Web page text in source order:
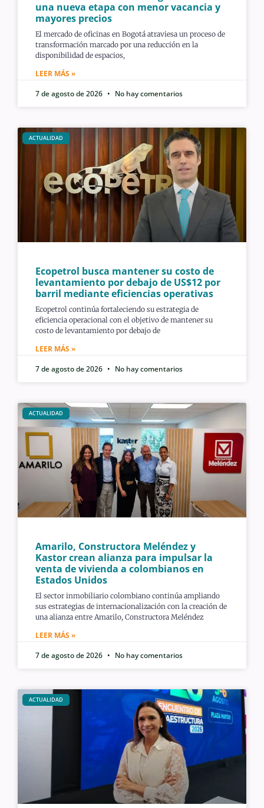
una nueva etapa con menor vacancia y
mayores precios
El mercado de oficinas en Bogotá atraviesa un proceso de
transformación marcado por una reducción en la
disponibilidad de espacios,
LEER MÁS »
7 de agosto de 2026
No hay comentarios
ACTUALIDAD
Ecopetrol busca mantener su costo de
levantamiento por debajo de US$12 por
barril mediante eficiencias operativas
Ecopetrol continúa fortaleciendo su estrategia de
eficiencia operacional con el objetivo de mantener su
costo de levantamiento por debajo de
LEER MÁS »
7 de agosto de 2026
No hay comentarios
ACTUALIDAD
Amarilo, Constructora Meléndez y
Kastor crean alianza para impulsar la
venta de vivienda a colombianos en
Estados Unidos
El sector inmobiliario colombiano continúa ampliando
sus estrategias de internacionalización con la creación de
una alianza entre Amarilo, Constructora Meléndez
LEER MÁS »
7 de agosto de 2026
No hay comentarios
ACTUALIDAD